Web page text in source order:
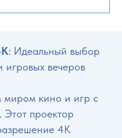
: Идеальный выбор
вечеров
миром кино и игр с
проектор
4K